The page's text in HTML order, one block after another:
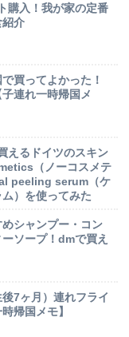
購入！我が家の定番
紹介
買ってよかった！
連れ一時帰国メ
えるドイツのスキン
（ノーコスメテ
peeling serum（ケ
）を使ってみた
めシャンプー・コン
ソープ！dmで買え
7ヶ月）連れフライ
帰国メモ】